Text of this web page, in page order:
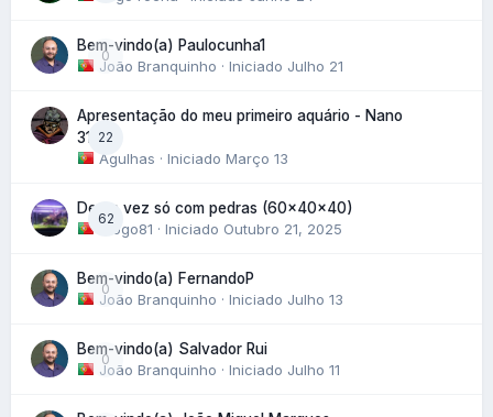
0
Bem-vindo(a) Paulocunha1
João Branquinho · Iniciado Julho 21
22
Apresentação do meu primeiro aquário - Nano
31L
Agulhas · Iniciado Março 13
62
Desta vez só com pedras (60x40x40)
Diogo81 · Iniciado Outubro 21, 2025
0
Bem-vindo(a) FernandoP
João Branquinho · Iniciado Julho 13
0
Bem-vindo(a) Salvador Rui
João Branquinho · Iniciado Julho 11